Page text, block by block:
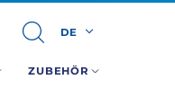
ZUBEHÖR
DE